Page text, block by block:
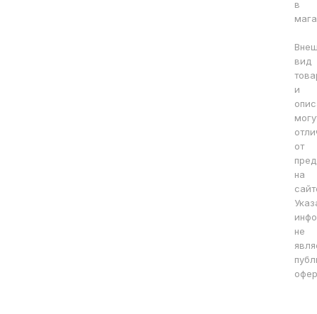
в
вид
и
от
на
не